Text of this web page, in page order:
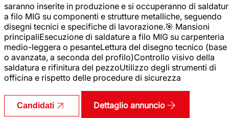
saranno inserite in produzione e si occuperanno di
a filo MIG su componenti e strutture metalliche, seguendo
disegni tecnici e specifiche di lavorazione.🎯 Mansioni
principaliEsecuzione di saldature a filo MIG su carpenteria
medio-leggera o pesanteLettura del disegno tecnico (base
o avanzata, a seconda del profilo)Controllo visivo della
saldatura e rifinitura del pezzoUtilizzo degli strumenti di
officina e rispetto delle procedure di sicurezza
Candidati Dettaglio annuncio